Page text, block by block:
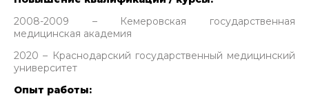
2008-2009 – Кемеровская государственная
медицинская академия
2020 – Краснодарский государственный медицинский
университет
Опыт работы: